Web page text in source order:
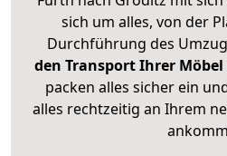
sich um alles, von der
Durchführung des
den Transport Ihrer
packen alles sicher ein
alles rechtzeitig an Ihrem